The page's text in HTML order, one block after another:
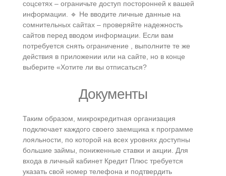
соцсетях – ограничьте доступ посторонней к вашей
информации. 🔹 Не вводите личные данные на
сомнительных сайтах – проверяйте надежность
сайтов перед вводом информации. Если вам
потребуется снять ограничение , выполните те же
действия в приложении или на сайте, но в конце
выберите «Хотите ли вы отписаться?
Документы
Таким образом, микрокредитная организация
подключает каждого своего заемщика к программе
лояльности, по которой на всех уровнях доступны
большие займы, пониженные ставки и акции. Для
входа в личный кабинет Кредит Плюс требуется
указать свой номер телефона и подтвердить